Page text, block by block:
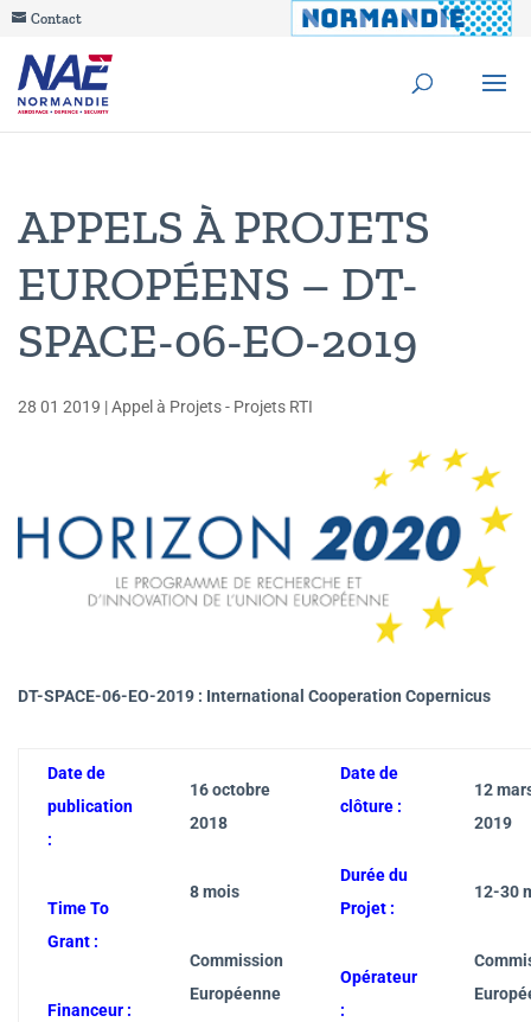
Contact
APPELS À PROJETS
EUROPÉENS – DT-
SPACE-06-EO-2019
28 01 2019 |Appel à Projets - Projets RTI
DT-SPACE-06-EO-2019 : International Cooperation Copernicus
Date de
publication
:
Time To
Grant :
Financeur :
16 octobre
2018
8 mois
Commission
Européenne
Date de
clôture :
Durée du
Projet :
Opérateur
:
12
2019
12-30